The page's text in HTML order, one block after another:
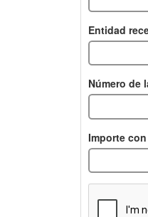
Entidad
Número de
Importe con